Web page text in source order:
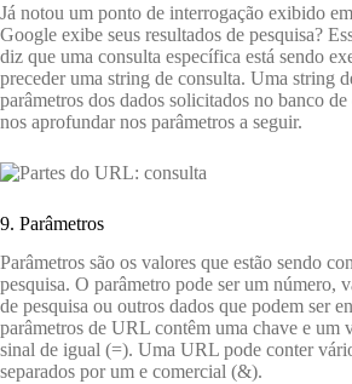
Já notou um ponto de interrogação exibido
Google exibe seus resultados de pesquisa?
diz que uma consulta específica está sendo
preceder uma string de consulta. Uma string
parâmetros dos dados solicitados no banco
nos aprofundar nos parâmetros a seguir.
9. Parâmetros
Parâmetros são os valores que estão sendo
pesquisa. O parâmetro pode ser um número,
de pesquisa ou outros dados que podem ser
parâmetros de URL contêm uma chave e um
sinal de igual (=). Uma URL pode conter
separados por um e comercial (&).